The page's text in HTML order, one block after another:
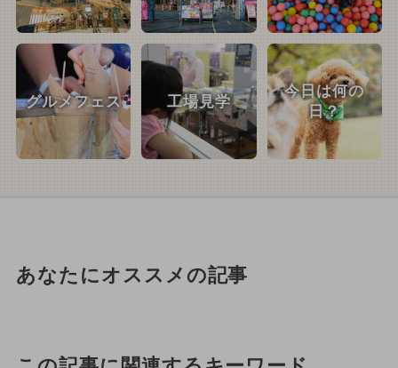
グルメフェス 工場見学
今日は何の
日？
あなたにオススメの記事